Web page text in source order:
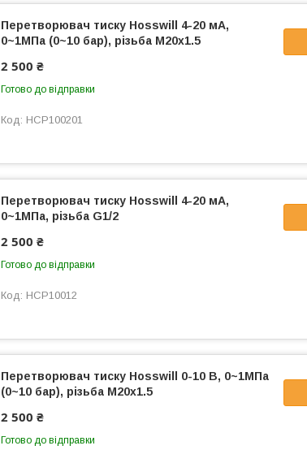
Перетворювач тиску Hosswill 4-20 мА,
0~1МПа (0~10 бар), різьба М20х1.5
2 500 ₴
Готово до відправки
HCP100201
Перетворювач тиску Hosswill 4-20 мА,
0~1МПа, різьба G1/2
2 500 ₴
Готово до відправки
HCP10012
Перетворювач тиску Hosswill 0-10 В, 0~1МПа
(0~10 бар), різьба М20х1.5
2 500 ₴
Готово до відправки